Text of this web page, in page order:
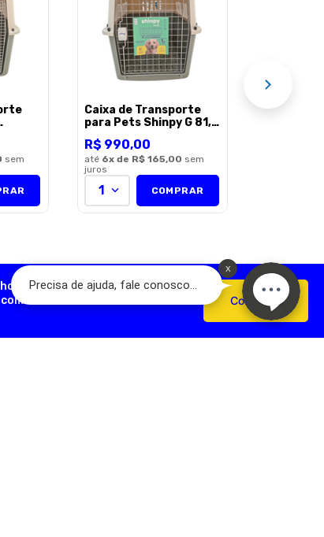
analisar como você interage
o uso de cookies e nossas
Confirmar
sem
Caixa de Transporte
para Pets Shinpy G 81,2
R$ 990,00
até 6x de R$ 165,00 sem
juros
1 COMPRAR